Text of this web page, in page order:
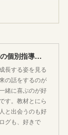
「第二の家」ブログ｜藤沢市の個別指導塾のお話
長する姿を見る
の話をするのが
緒に喜ぶのが好
す。教材とにら
と出会うのも好
グも、好きで